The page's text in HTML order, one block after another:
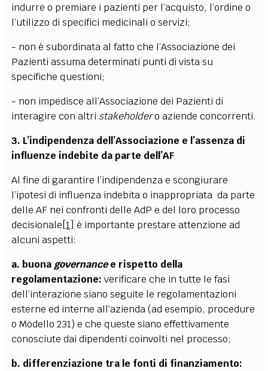
indurre o premiare i pazienti per l’acquisto, l’ordine o
l’utilizzo di specifici medicinali o servizi;
- non è subordinata al fatto che l’Associazione dei
Pazienti assuma determinati punti di vista su
specifiche questioni;
- non impedisce all’Associazione dei Pazienti di
interagire con altri stakeholdero aziende concorrenti.
3. L’indipendenza dell’Associazione e l’assenza di
influenze indebite da parte dell’AF
Al fine di garantire l’indipendenza e scongiurare
l’ipotesi di influenza indebita o inappropriata da parte
delle AF nei confronti delle AdP e del loro processo
decisionale[1] è importante prestare attenzione ad
alcuni aspetti:
a. buona governancee rispetto della
regolamentazione:verificare che in tutte le fasi
dell’interazione siano seguite le regolamentazioni
esterne ed interne all’azienda (ad esempio, procedure
o Modello 231) e che queste siano effettivamente
conosciute dai dipendenti coinvolti nel processo;
b. differenziazione tra le fonti di finanziamento: